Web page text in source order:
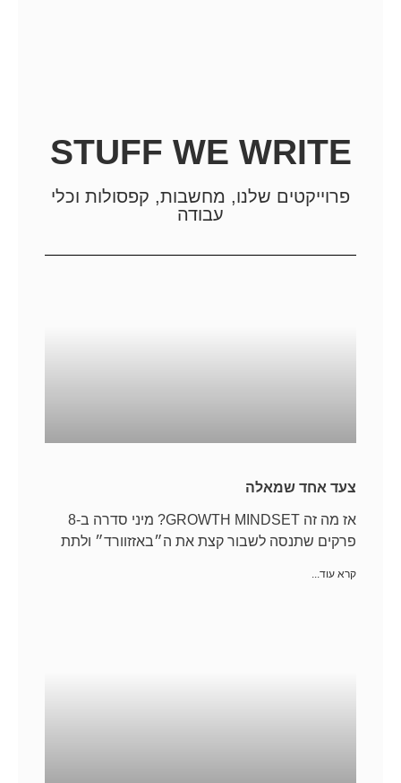
STUFF WE WRITE
פרוייקטים שלנו, מחשבות, קפסולות וכלי
עבודה
צעד אחד שמאלה
אז מה זה GROWTH MINDSET? מיני סדרה ב-8
פרקים שתנסה לשבור קצת את ה״באזזוורד״ ולתת
קרא עוד...